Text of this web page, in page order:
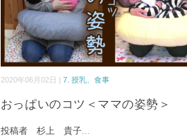
2020年06月02日 | 7. 授乳、食事
おっぱいのコツ＜ママの姿勢＞
投稿者 杉上 貴子...